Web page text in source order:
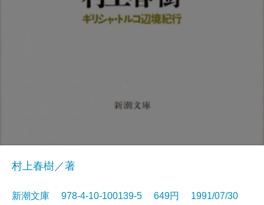
村上春樹／著
新潮文庫 978-4-10-100139-5 649円 1991/07/30